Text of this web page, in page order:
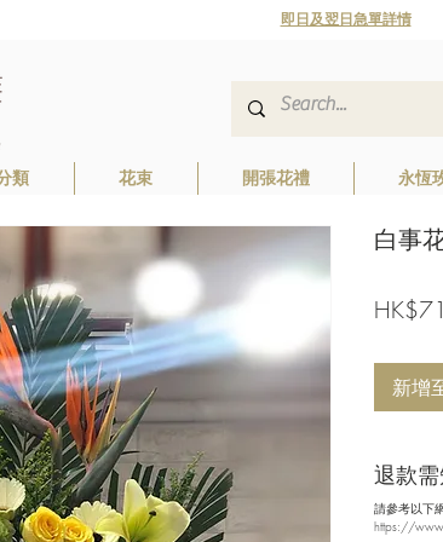
即日及翌日急單詳情
類 花束 開張花禮 永恆
白事
新增
退款
請參考以下
https://